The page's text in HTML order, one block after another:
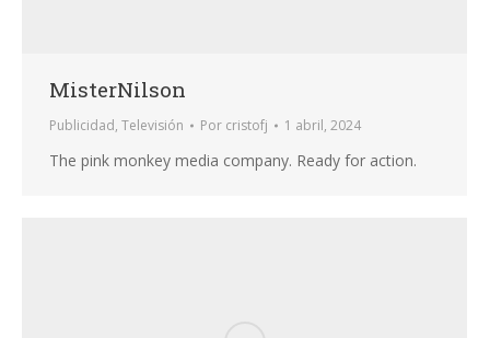
MisterNilson
Publicidad, Televisión Por cristofj 1 abril, 2024
The pink monkey media company. Ready for action.